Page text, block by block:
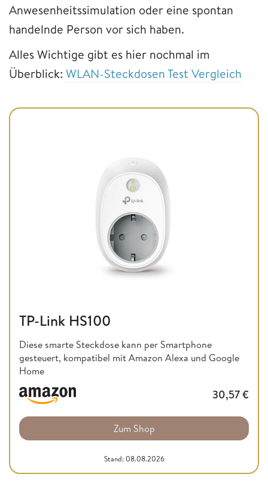
Anwesenheitssimulation oder eine spontan
handelnde Person vor sich haben.
Alles Wichtige gibt es hier nochmal im
Überblick: WLAN-Steckdosen Test Vergleich
TP-Link HS100
Diese smarte Steckdose kann per Smartphone
gesteuert, kompatibel mit Amazon Alexa und Google
Home
30,57€
Zum Shop
Stand: 08.08.2026